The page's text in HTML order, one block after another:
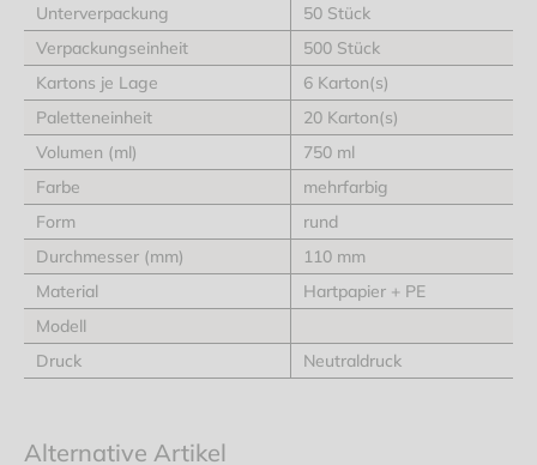
Unterverpackung
50 Stück
Verpackungseinheit
500 Stück
Kartons je Lage
6 Karton(s)
Paletteneinheit
20 Karton(s)
Volumen (ml)
750 ml
Farbe
mehrfarbig
Form
rund
Durchmesser (mm)
110 mm
Material
Hartpapier + PE
Modell
Druck
Neutraldruck
Alternative Artikel